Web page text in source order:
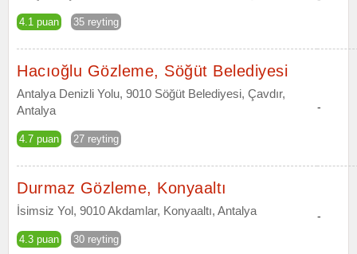
4.1 puan 35 reyting
Hacıoğlu Gözleme, Söğüt Belediyesi
Antalya Denizli Yolu, 9010 Söğüt Belediyesi, Çavdır,
Antalya
4.7 puan 27 reyting
-
Durmaz Gözleme, Konyaaltı
İsimsiz Yol, 9010 Akdamlar, Konyaaltı, Antalya
4.3 puan 30 reyting
-